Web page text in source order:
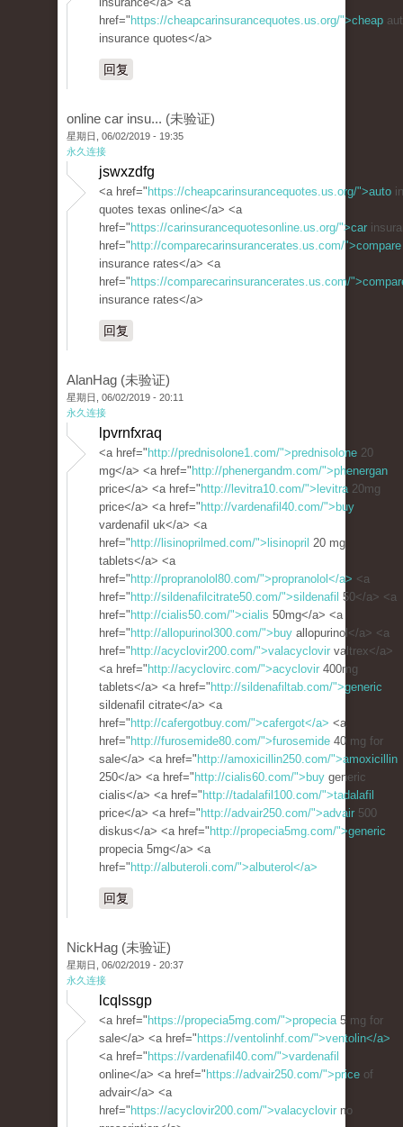
href=" https://cheapcarinsurancequotes.us.org/">cheap
insurance quotes</a>
回复
online car insu... (未验证)
星期日, 06/02/2019 - 19:35
永久连接
jswxzdfg
<a href=" https://cheapcarinsurancequotes.us.org/">auto
quotes texas online</a> <a
href=" https://carinsurancequotesonline.us.org/">car
href=" http://comparecarinsurancerates.us.com/">compare
insurance rates</a> <a
href=" https://comparecarinsurancerates.us.com/
insurance rates</a>
回复
AlanHag (未验证)
星期日, 06/02/2019 - 20:11
永久连接
lpvrnfxraq
<a href=" http://prednisolone1.com/">prednisolone 20
mg</a> <a href=" http://phenergandm.com/">phenergan
price</a> <a href=" http://levitra10.com/">levitra20mg
price</a> <a href=" http://vardenafil40.com/">buy
vardenafil uk</a> <a
href=" http://lisinoprilmed.com/">lisinopril 20 mg
tablets</a> <a
href=" http://propranolol80.com/">propranolol</a> <a
href=" http://sildenafilcitrate50.com/">sildenafil 50</a> <a
href=" http://cialis50.com/">cialis 50mg</a> <a
href=" http://allopurinol300.com/">buy allopurinol</a> <a
href=" http://acyclovir200.com/">valacyclovir valtrex</a>
<a href=" http://acyclovirc.com/">acyclovir 400mg
tablets</a> <a href=" http://sildenafiltab.com/">generic
sildenafil citrate</a> <a
href=" http://cafergotbuy.com/">cafergot</a> <a
href=" http://furosemide80.com/">furosemide 40 mg for
sale</a> <a href=" http://amoxicillin250.com/">amoxicillin
250</a> <a href=" http://cialis60.com/">buy generic
cialis</a> <a href=" http://tadalafil100.com/">tadalafil
price</a> <a href=" http://advair250.com/">advair 500
diskus</a> <a href=" http://propecia5mg.com/">generic
propecia 5mg</a> <a
href=" http://albuteroli.com/">albuterol</a>
回复
NickHag (未验证)
星期日, 06/02/2019 - 20:37
永久连接
lcqlssgp
<a href=" https://propecia5mg.com/">propecia5 mg for
sale</a> <a href=" https://ventolinhf.com/">ventolin</a>
<a href=" https://vardenafil40.com/">vardenafil
online</a> <a href=" https://advair250.com/">price of
advair</a> <a
href=" https://acyclovir200.com/">valacyclovir no